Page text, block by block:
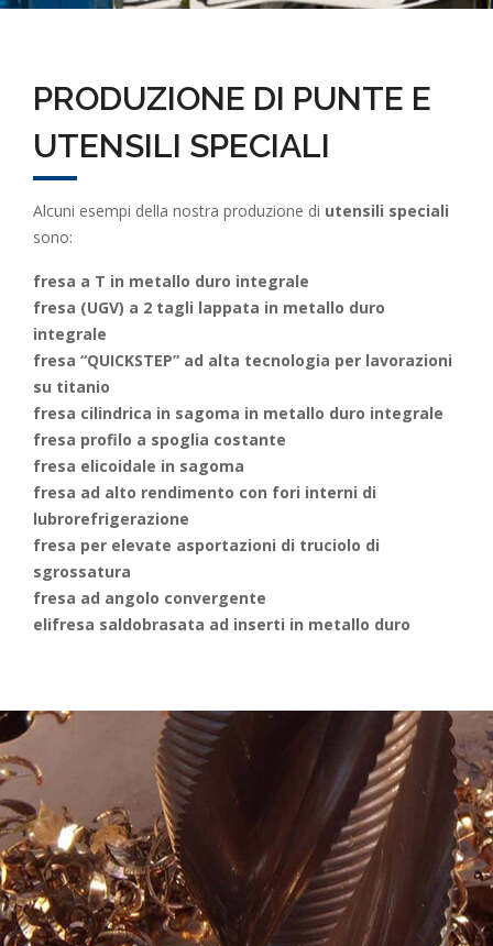
PRODUZIONE DI PUNTE E
UTENSILI SPECIALI
Alcuni esempi della nostra produzione di utensili speciali
sono:
fresa a T in metallo duro integrale
fresa (UGV) a 2 tagli lappata in metallo duro
integrale
fresa “QUICKSTEP” ad alta tecnologia per lavorazioni
su titanio
fresa cilindrica in sagoma in metallo duro integrale
fresa profilo a spoglia costante
fresa elicoidale in sagoma
fresa ad alto rendimento con fori interni di
lubrorefrigerazione
fresa per elevate asportazioni di truciolo di
sgrossatura
fresa ad angolo convergente
elifresa saldobrasata ad inserti in metallo duro